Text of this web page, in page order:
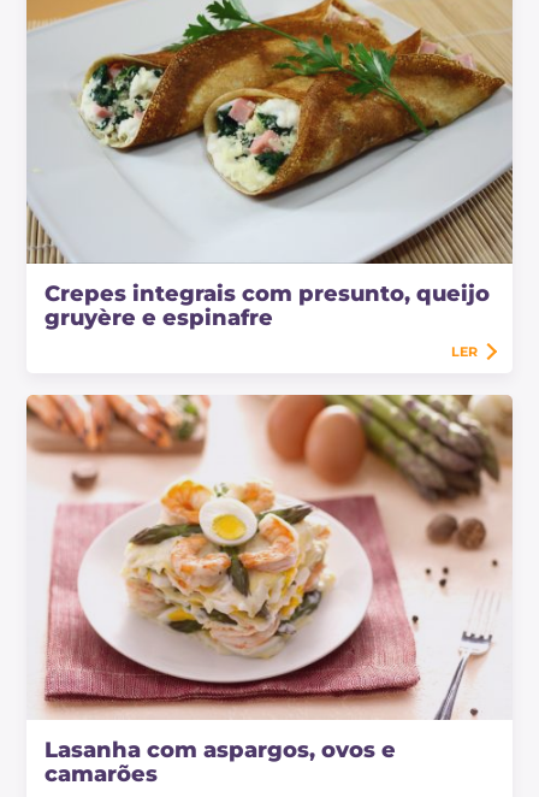
Crepes integrais com presunto, queijo
gruyère e espinafre
LER
Lasanha com aspargos, ovos e
camarões